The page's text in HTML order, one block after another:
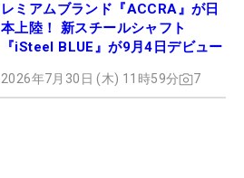
レミアムブランド『ACCRA』が日
本上陸！ 新スチールシャフト
『iSteel BLUE』が9月4日デビュー
2026年7月30日 (木) 11時59分 7